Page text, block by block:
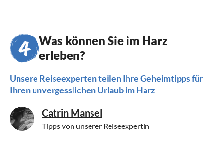
Was können Sie im Harz
erleben?
Unsere Reiseexperten teilen Ihre Geheimtipps für
Ihren unvergesslichen Urlaub im Harz
Tipps von unserer Reiseexpertin
Catrin Mansel